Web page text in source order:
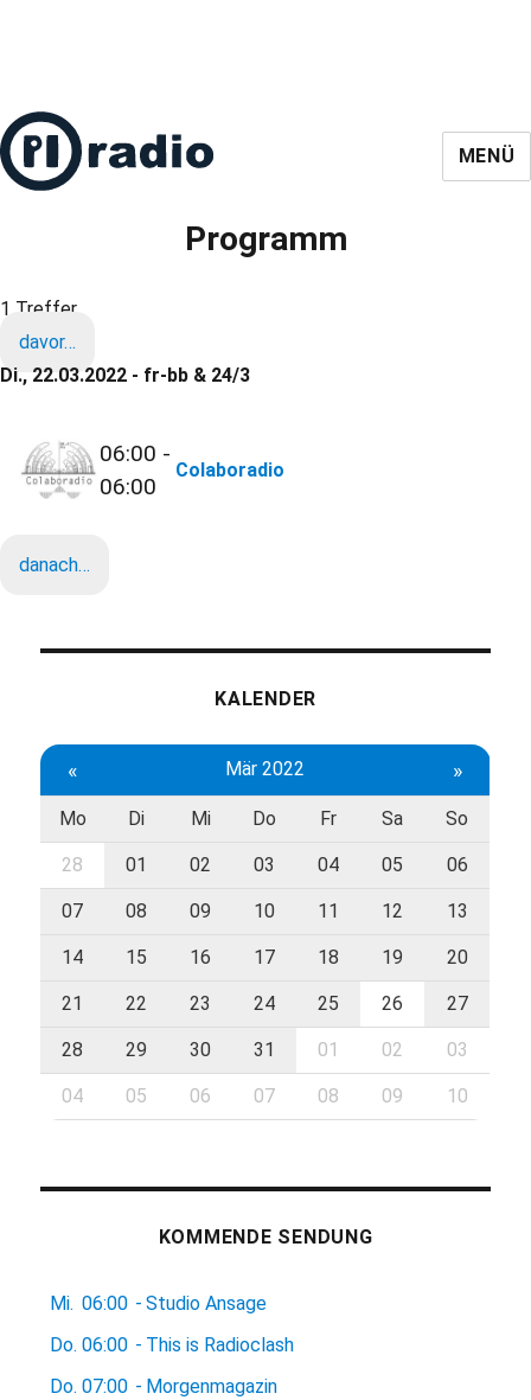
MENÜ
Programm
1 Treffer
davor…
Di., 22.03.2022 - fr-bb & 24/3
06:00 -
06:00
Colaboradio
danach…
KALENDER
« Mär 2022 »
Mo Di Mi Do Fr Sa So
28 01 02 03 04 05 06
07 08 09 10 11 12 13
14 15 16 17 18 19 20
21 22 23 24 25 26 27
28 29 30 31 01 02 03
04 05 06 07 08 09 10
KOMMENDE SENDUNG
Mi. 06:00 - Studio Ansage
Do. 06:00 - This is Radioclash
Do. 07:00 - Morgenmagazin